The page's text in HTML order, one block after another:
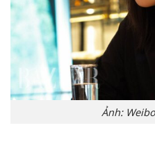
Ảnh: